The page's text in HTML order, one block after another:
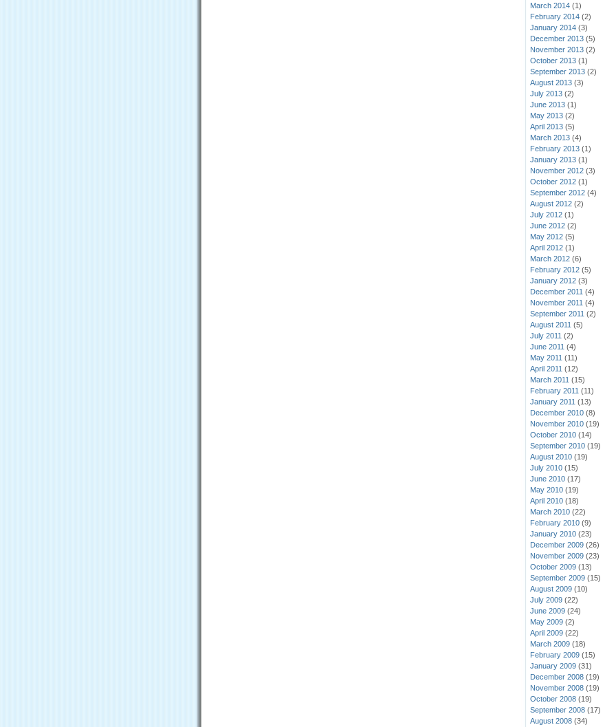
March 2014 (1)
February 2014 (2)
January 2014 (3)
December 2013 (5)
November 2013 (2)
October 2013 (1)
September 2013 (2)
August 2013 (3)
July 2013 (2)
June 2013 (1)
May 2013 (2)
April 2013 (5)
March 2013 (4)
February 2013 (1)
January 2013 (1)
November 2012 (3)
October 2012 (1)
September 2012 (4)
August 2012 (2)
July 2012 (1)
June 2012 (2)
May 2012 (5)
April 2012 (1)
March 2012 (6)
February 2012 (5)
January 2012 (3)
December 2011 (4)
November 2011 (4)
September 2011 (2)
August 2011 (5)
July 2011 (2)
June 2011 (4)
May 2011 (11)
April 2011 (12)
March 2011 (15)
February 2011 (11)
January 2011 (13)
December 2010 (8)
November 2010 (19)
October 2010 (14)
September 2010 (19)
August 2010 (19)
July 2010 (15)
June 2010 (17)
May 2010 (19)
April 2010 (18)
March 2010 (22)
February 2010 (9)
January 2010 (23)
December 2009 (26)
November 2009 (23)
October 2009 (13)
September 2009 (15)
August 2009 (10)
July 2009 (22)
June 2009 (24)
May 2009 (2)
April 2009 (22)
March 2009 (18)
February 2009 (15)
January 2009 (31)
December 2008 (19)
November 2008 (19)
October 2008 (19)
September 2008 (17)
August 2008 (34)